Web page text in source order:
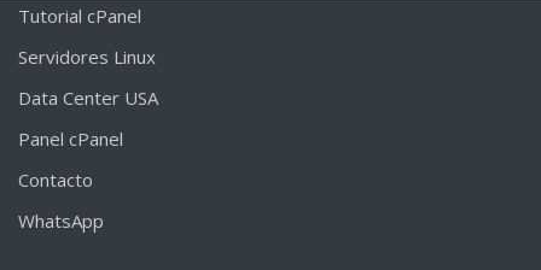
Tutorial cPanel
Servidores Linux
Data Center USA
Panel cPanel
Contacto
WhatsApp